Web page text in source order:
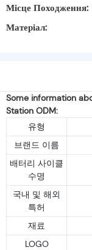
Місце Походження:
Матеріал:
Some information
Station ODM:
유형
브랜드 이름
배터리 사이클
수명
국내 및 해외
특허
재료
LOGO